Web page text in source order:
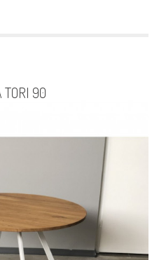
TORI 90